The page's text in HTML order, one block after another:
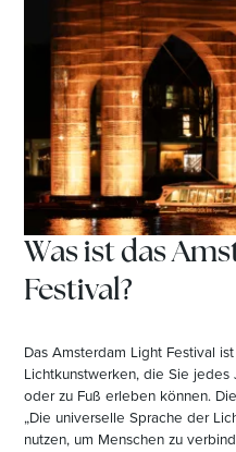
Was ist das
Festival?
Das Amsterdam Light Festival
Lichtkunstwerken, die Sie
oder zu Fuß erleben können.
„Die universelle Sprache der
nutzen, um Menschen zu